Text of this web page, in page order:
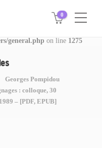
in
general.php on line 1275
0
Georges Pompidou
: colloque, 30
– [PDF, EPUB]